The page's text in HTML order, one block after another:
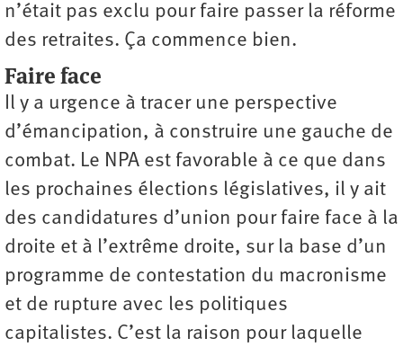
n’était pas exclu pour faire passer la réforme
des retraites. Ça commence bien.
Faire face
Il y a urgence à tracer une perspective
d’émancipation, à construire une gauche de
combat. Le NPA est favorable à ce que dans
les prochaines élections législatives, il y ait
des candidatures d’union pour faire face à la
droite et à l’extrême droite, sur la base d’un
programme de contestation du macronisme
et de rupture avec les politiques
capitalistes. C’est la raison pour laquelle